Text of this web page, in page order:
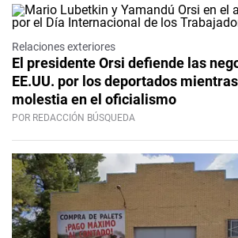
Relaciones exteriores
El presidente Orsi defiende las
EE.UU. por los deportados
molestia en el oficialismo
POR REDACCIÓN BÚSQUEDA